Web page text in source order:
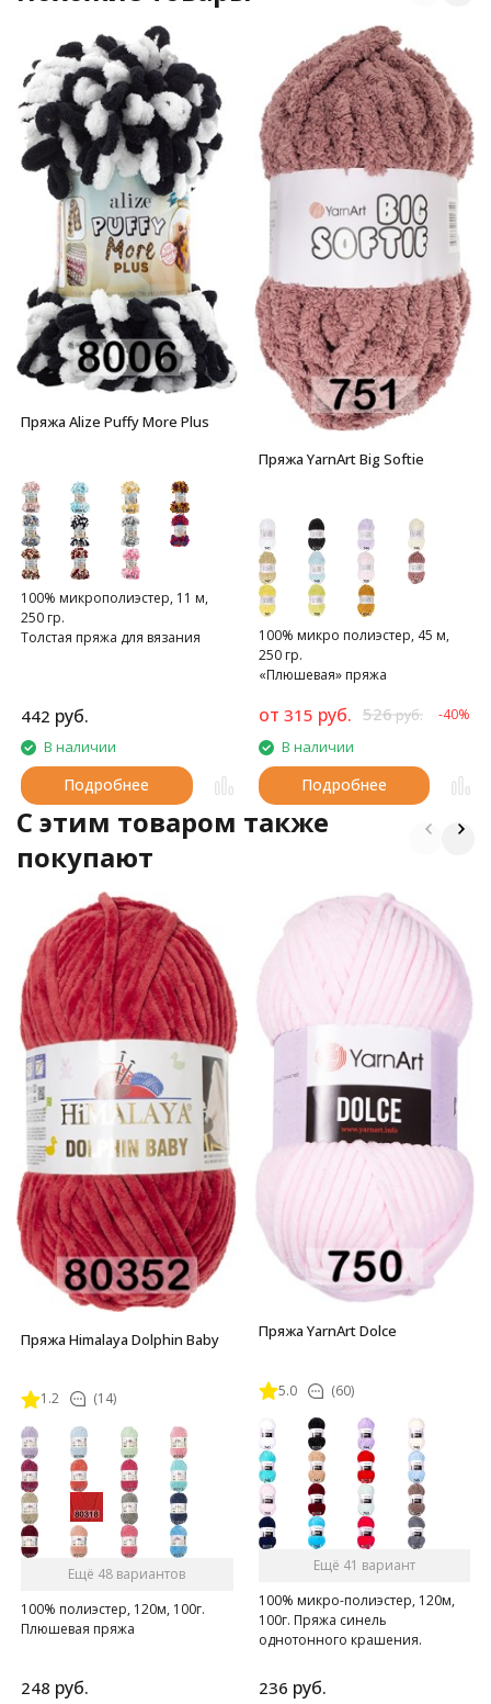
Пряжа Alize Puffy More Plus
100% микрополиэстер, 11 м,
250 гр.
Толстая пряжа для вязания
442 руб.
В наличии
Подробнее
Пряжа YarnArt Big Softie
100% микро полиэстер, 45 м,
250 гр.
«Плюшевая» пряжа
от 315 руб. 526руб. -40%
В наличии
Подробнее
C этим товаром также
покупают
Пряжа Himalaya Dolphin Baby
1.2 (14)
Ещё 48 вариантов
100% полиэстер, 120м, 100г.
Плюшевая пряжа
248 руб.
Пряжа YarnArt Dolce
5.0 (60)
Ещё 41 вариант
100% микро-полиэстер, 120м,
100г. Пряжа синель
однотонного крашения.
236 руб.